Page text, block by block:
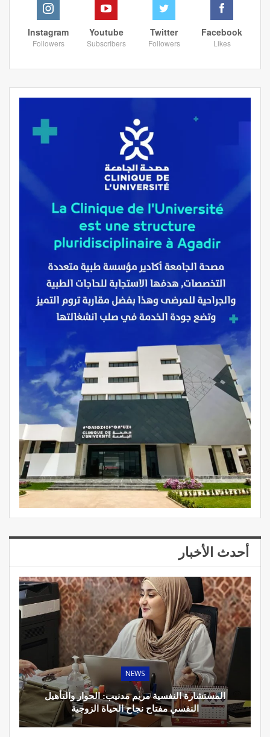
Facebook
Likes
Twitter
Followers
Youtube
Subscribers
Instagram
Followers
أحدث الأخبار
NEWS
المستشارة النفسية مريم مدنيب: الحوار والتأهيل
النفسي مفتاح نجاح الحياة الزوجية